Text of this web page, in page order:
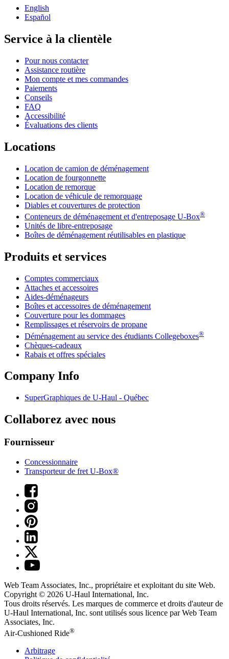
English
Español
Service à la clientèle
Pour nous contacter
Assistance routière
Mon compte et mes commandes
Paiements
Conseils
FAQ
Accessibilité
Évaluations des clients
Locations
Location de camion de déménagement
Location de fourgonnette
Location de remorque
Location de véhicule de remorquage
Diables et couvertures de protection
Conteneurs de déménagement et d'entreposage U-Box®
Unités de libre-entreposage
Boîtes de déménagement réutilisables en plastique
Produits et services
Comptes commerciaux
Attaches et accessoires
Aides-déménageurs
Boîtes et accessoires de déménagement
Couverture pour les dommages
Remplissages et réservoirs de propane
Déménagement au service des étudiants Collegeboxes®
Chèques-cadeaux
Rabais et offres spéciales
Company Info
SuperGraphiques de U-Haul - Québec
Collaborez avec nous
Fournisseur
Concessionnaire
Transporteur de fret U-Box®
Web Team Associates, Inc., propriétaire et exploitant du site Web.
Copyright © 2026 U-Haul International, Inc.
Tous droits réservés. Les marques de commerce et droits d'auteur de
U-Haul International, Inc. sont utilisés sous licence par Web Team
Associates, Inc.
Air-Cushioned Ride®
Arbitrage